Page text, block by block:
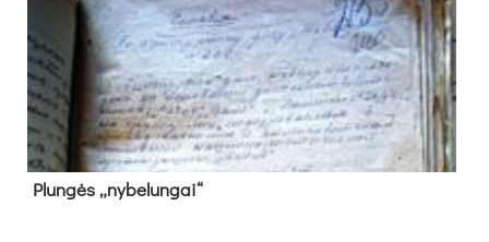
Plun­gės „ny­be­lun­gai“